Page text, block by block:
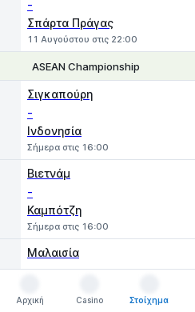
-
Σπάρτα Πράγας
11 Αυγούστου στις 22:00
ASEAN Championship
Σιγκαπούρη
-
Ινδονησία
Σήμερα στις 16:00
Βιετνάμ
-
Καμπότζη
Σήμερα στις 16:00
Μαλαισία
-
Αύριο στις 16:00
Αρχική
Casino
Στοίχημα